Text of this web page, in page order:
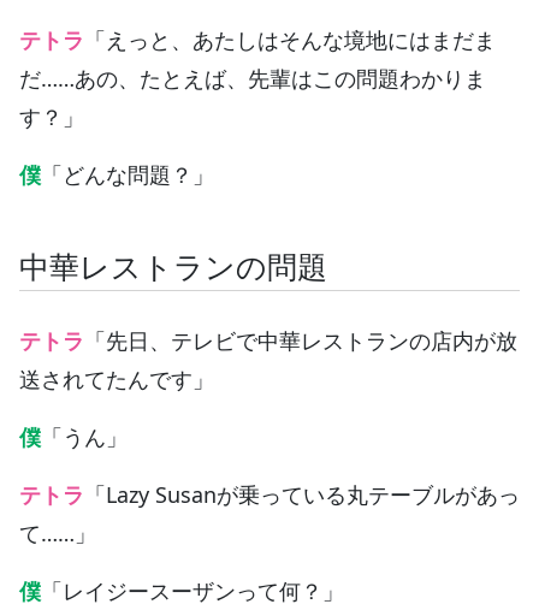
テトラ 「えっと、あたしはそんな境地にはまだま
だ……あの、たとえば、先輩はこの問題わかりま
す？」
僕 「どんな問題？」
中華レストランの問題
テトラ 「先日、テレビで中華レストランの店内が放
送されてたんです」
僕 「うん」
テトラ 「Lazy Susanが乗っている丸テーブルがあっ
て……」
僕 「レイジースーザンって何？」